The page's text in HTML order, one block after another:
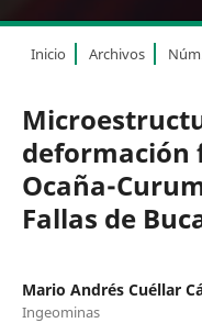
Inicio Archivos
deformación
Ocaña-
Fallas de
Mario Andrés Cuéllar
Ingeominas